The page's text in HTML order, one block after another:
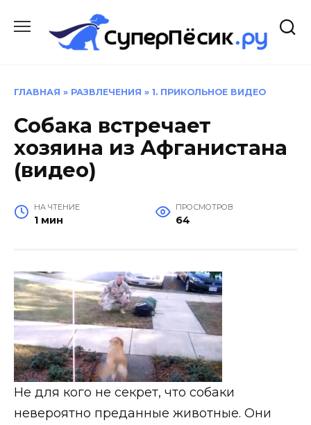
содержанию
ГЛАВНАЯ » РАЗВЛЕЧЕНИЯ » 1. ПРИКОЛЬНОЕ ВИДЕО
Собака встречает
хозяина из Афганистана
(видео)
НА ЧТЕНИЕ
1 мин
ПРОСМОТРОВ
64
Не для кого не секрет, что собаки
невероятно преданные животные. Они